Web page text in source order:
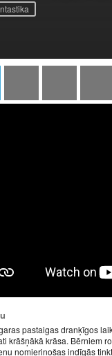
pastaigas dranķīgos
krāšņākā krāsa. Bērniem
nomierinošas indīgās